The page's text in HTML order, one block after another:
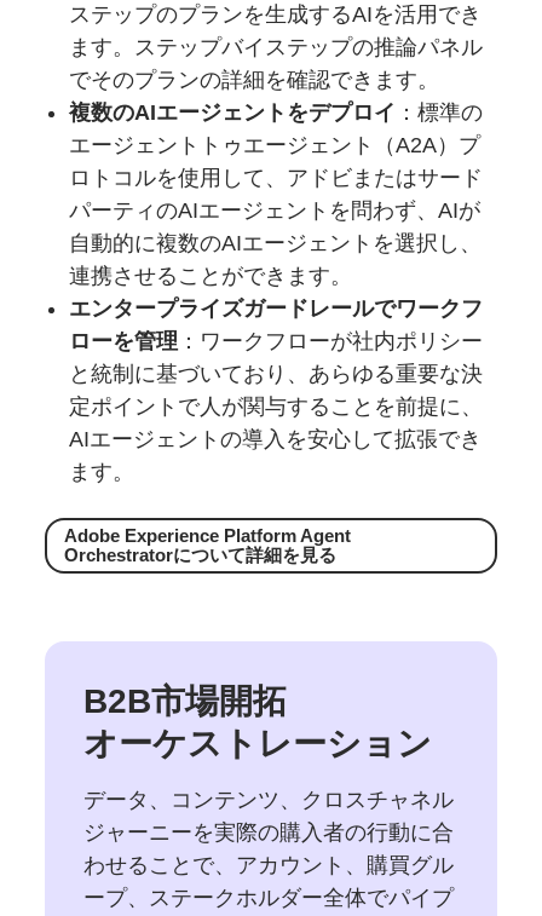
ステップのプランを生成するAIを活用でき
ます。ステップバイステップの推論パネル
でそのプランの詳細を確認できます。
複数のAIエージェントをデプロイ ：標準の
エージェントトゥエージェント（A2A）プ
ロトコルを使用して、アドビまたはサード
パーティのAIエージェントを問わず、AIが
自動的に複数のAIエージェントを選択し、
連携させることができます。
エンタープライズガードレールでワークフ
ローを管理 ：ワークフローが社内ポリシー
と統制に基づいており、あらゆる重要な決
定ポイントで人が関与することを前提に、
AIエージェントの導入を安心して拡張でき
ます。
Adobe Experience Platform Agent
Orchestratorについて詳細を見る
B2B市場開拓
オーケストレーション
データ、コンテンツ、クロスチャネル
ジャーニーを実際の購入者の行動に合
わせることで、アカウント、購買グル
ープ、ステークホルダー全体でパイプ